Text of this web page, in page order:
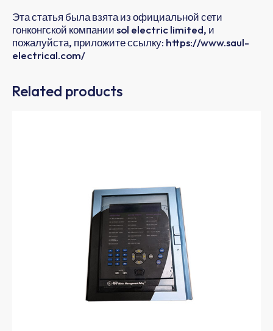
Эта статья была взята из официальной сети
гонконгской компании sol electric limited, и
пожалуйста, приложите ссылку: https://www.saul-
electrical.com/
Related products